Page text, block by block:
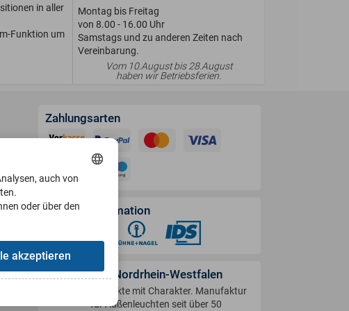
in aller
Funktion um
Montag bis Freitag
von 8.00 - 16.00 Uhr
Samstags und zu anderen Zeiten nach
Vereinbarung.
Vom 10.August bis 28.August
haben wir Betriebsferien.
Zahlungsarten
Versandinformation
Handwerk in Nordrhein-Westfalen
Produkte mit Charakter. Manufaktur
für Außenleuchten seit über 50
auch von
oder über den
akzeptieren